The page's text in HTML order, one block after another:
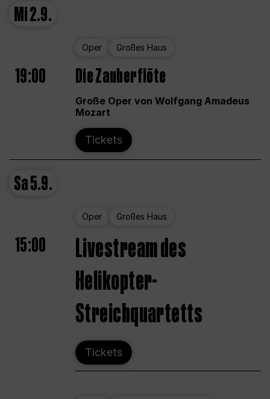
Mi2.9.
Oper Großes Haus
19:00 Die Zauberflöte
Große Oper von Wolfgang Amadeus
Mozart
Tickets
Sa5.9.
Oper Großes Haus
15:00
Livestream des
Helikopter-
Streichquartetts
Tickets